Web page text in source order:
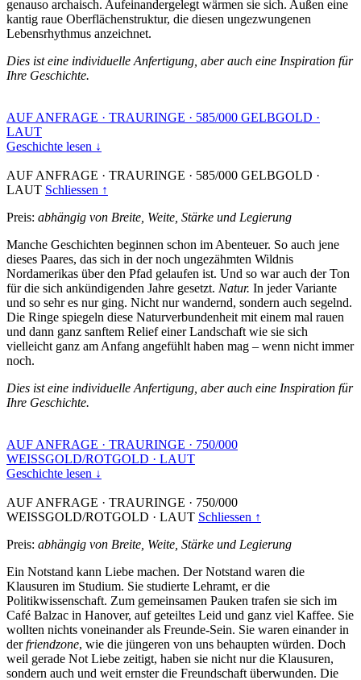
genauso archaisch. Aufeinandergelegt wärmen sie sich. Außen eine
kantig raue Oberflächenstruktur, die diesen ungezwungenen
Lebensrhythmus anzeichnet.
Dies ist eine individuelle Anfertigung, aber auch eine Inspiration für
Ihre Geschichte.
AUF ANFRAGE · TRAURINGE · 585/000 GELBGOLD ·
LAUT
Geschichte lesen ↓
AUF ANFRAGE · TRAURINGE · 585/000 GELBGOLD ·
LAUT Schliessen ↑
Preis: abhängig von Breite, Weite, Stärke und Legierung
Manche Geschichten beginnen schon im Abenteuer. So auch jene
dieses Paares, das sich in der noch ungezähmten Wildnis
Nordamerikas über den Pfad gelaufen ist. Und so war auch der Ton
für die sich ankündigenden Jahre gesetzt. Natur. In jeder Variante
und so sehr es nur ging. Nicht nur wandernd, sondern auch segelnd.
Die Ringe spiegeln diese Naturverbundenheit mit einem mal rauen
und dann ganz sanftem Relief einer Landschaft wie sie sich
vielleicht ganz am Anfang angefühlt haben mag – wenn nicht immer
noch.
Dies ist eine individuelle Anfertigung, aber auch eine Inspiration für
Ihre Geschichte.
AUF ANFRAGE · TRAURINGE · 750/000
WEISSGOLD/ROTGOLD · LAUT
Geschichte lesen ↓
AUF ANFRAGE · TRAURINGE · 750/000
WEISSGOLD/ROTGOLD · LAUT Schliessen ↑
Preis: abhängig von Breite, Weite, Stärke und Legierung
Ein Notstand kann Liebe machen. Der Notstand waren die
Klausuren im Studium. Sie studierte Lehramt, er die
Politikwissenschaft. Zum gemeinsamen Pauken trafen sie sich im
Café Balzac in Hanover, auf geteiltes Leid und ganz viel Kaffee. Sie
wollten nichts voneinander als Freunde-Sein. Sie waren einander in
derfriendzone, wie die jüngeren von uns behaupten würden. Doch
weil gerade Not Liebe zeitigt, haben sie nicht nur die Klausuren,
sondern auch und weit ernster die Freundschaft überwunden. Die